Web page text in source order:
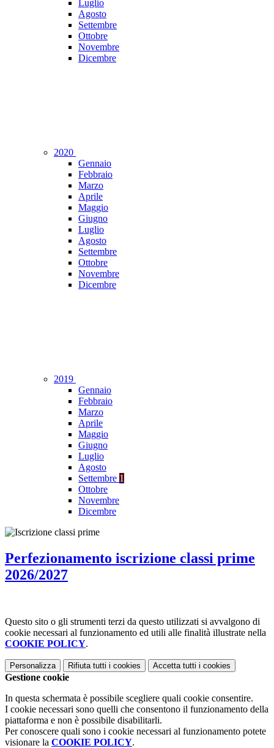
Luglio
Agosto
Settembre
Ottobre
Novembre
Dicembre
2020
Gennaio
Febbraio
Marzo
Aprile
Maggio
Giugno
Luglio
Agosto
Settembre
Ottobre
Novembre
Dicembre
2019
Gennaio
Febbraio
Marzo
Aprile
Maggio
Giugno
Luglio
Agosto
Settembre 1
Ottobre
Novembre
Dicembre
Perfezionamento iscrizione classi prime
2026/2027
Questo sito o gli strumenti terzi da questo utilizzati si avvalgono di
cookie necessari al funzionamento ed utili alle finalità illustrate nella
COOKIE POLICY.
Personalizza Rifiuta tutti i cookies Accetta tutti i cookies
Gestione cookie
In questa schermata è possibile scegliere quali cookie consentire.
I cookie necessari sono quelli che consentono il funzionamento della
piattaforma e non è possibile disabilitarli.
Per conoscere quali sono i cookie necessari al funzionamento potete
visionare la COOKIE POLICY.